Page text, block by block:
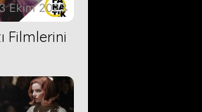
Ekim 2023
Filmlerini